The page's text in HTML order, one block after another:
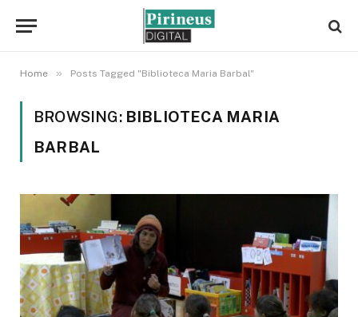
Home » Posts Tagged "Biblioteca Maria Barbal"
BROWSING: BIBLIOTECA MARIA
BARBAL